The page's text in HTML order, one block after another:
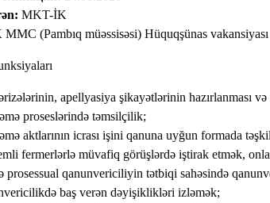
Ходатайства
MKT-İK
(Pambıq müəssisəsi) Hüquqşünas vakansiyası
apellyasiya şikayətlərinin hazırlanması
proseslərində təmsilçilik;
aktlarının icrası işini qanuna uyğun formada
fermerlərlə müvafiq görüşlərdə iştirak etmək,
prosessual qanunvericiliyin tətbiqi sahəsində
baş verən dəyişiklikləri izləmək;